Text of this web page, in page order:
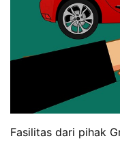
Fasilitas dari pihak